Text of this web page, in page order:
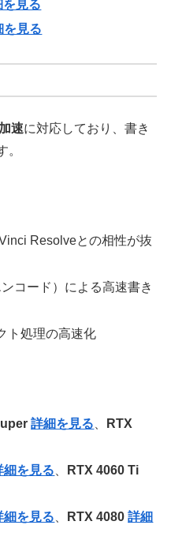
を見る
を見る
速に対応しており、書き
。
Resolveとの相性が抜
コード）による高速書き
ト処理の高速化
詳細を見る
RTX
細を見る
RTX 4060 Ti
細を見る RTX 4080 詳細